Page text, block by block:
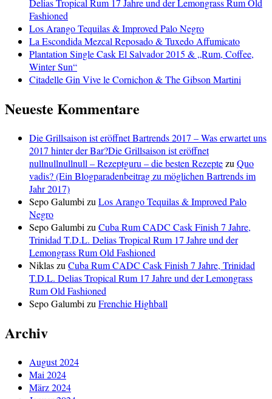
Delias Tropical Rum 17 Jahre und der Lemongrass Rum Old
Fashioned
Los Arango Tequilas & Improved Palo Negro
La Escondida Mezcal Reposado & Tuxedo Affumicato
Plantation Single Cask El Salvador 2015 & „Rum, Coffee,
Winter Sun“
Citadelle Gin Vive le Cornichon & The Gibson Martini
Neueste Kommentare
Die Grillsaison ist eröffnet Bartrends 2017 – Was erwartet uns
2017 hinter der Bar?Die Grillsaison ist eröffnet
nullnullnullnull – Rezeptguru – die besten Rezeptezu Quo
vadis? (Ein Blogparadenbeitrag zu möglichen Bartrends im
Jahr 2017)
Sepo Galumbi zu Los Arango Tequilas & Improved Palo
Negro
Sepo Galumbi zu Cuba Rum CADC Cask Finish 7 Jahre,
Trinidad T.D.L. Delias Tropical Rum 17 Jahre und der
Lemongrass Rum Old Fashioned
Niklaszu Cuba Rum CADC Cask Finish 7 Jahre, Trinidad
T.D.L. Delias Tropical Rum 17 Jahre und der Lemongrass
Rum Old Fashioned
Sepo Galumbi zu Frenchie Highball
Archiv
August 2024
Mai 2024
März 2024